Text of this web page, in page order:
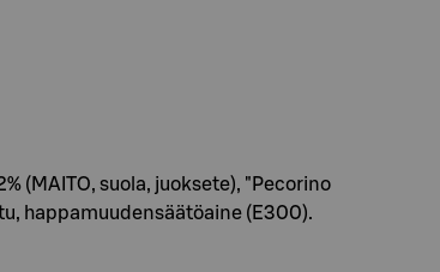
(MAITO, suola, juoksete), "Pecorino
happamuudensäätöaine (E300).